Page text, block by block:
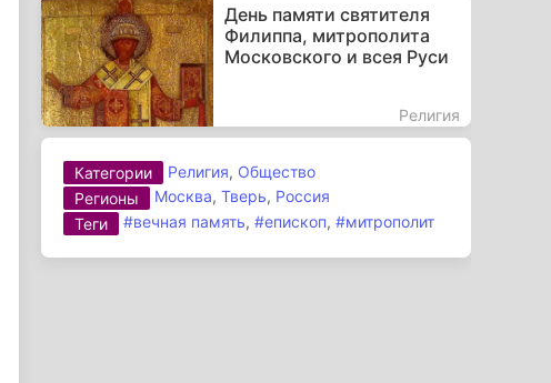
День памяти святителя
Филиппа, митрополита
Московского и всея Руси
Религия
Категории Религия, Общество
Регионы
Москва,Тверь, Россия
Теги
#вечная память,#епископ,#митрополит